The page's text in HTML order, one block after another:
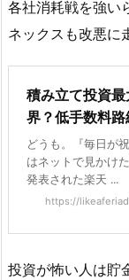
各社消耗戦を強い
ネックスも改悪に
積み立て投資
界？低手数料
どうも。『毎日が
はネットで見かけ
発表された楽天 ...
https://
投資が怖い人は貯